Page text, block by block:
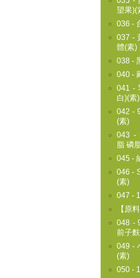
望果)(
036 -
037 -
體(素)
038 -
040 -
041 -
白)(素)
042 -
(素)
043 -
脂 磷
045 -
046 -
(素)
047 -
【原
048 -
前子
049 -
(素)
050 -